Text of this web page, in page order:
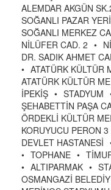
ALEMDAR AKGÜN
SOĞANLI PAZAR YERİ
SOĞANLI MERKEZ
NİLÜFER CAD. 2 •
DR. SADIK AHMET
• ATATÜRK KÜLTÜR
ATATÜRK KÜLTÜR
İPEKİŞ • STADYUM
ŞEHABETTİN PAŞA
ÖRDEKLİ KÜLTÜR
KORUYUCU PERON 3
DEVLET HASTANESİ
• TOPHANE •
• ALTIPARMAK •
OSMANGAZİ